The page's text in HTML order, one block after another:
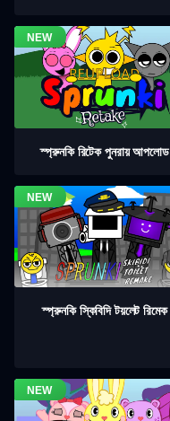
স্প্রুনকি রিটেক পুনরায় আপলোড
স্প্রুনকি স্কিবিদি টয়লেট রিমেক